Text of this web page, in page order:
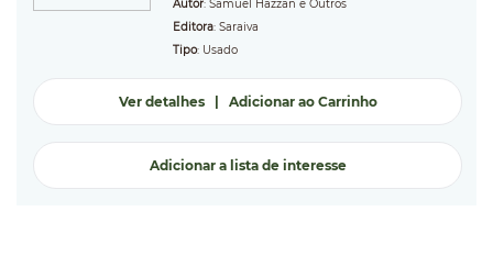
Autor: Samuel Hazzan e Outros
Editora: Saraiva
Tipo: Usado
Ver detalhes| Adicionar ao Carrinho
Adicionar a lista de interesse